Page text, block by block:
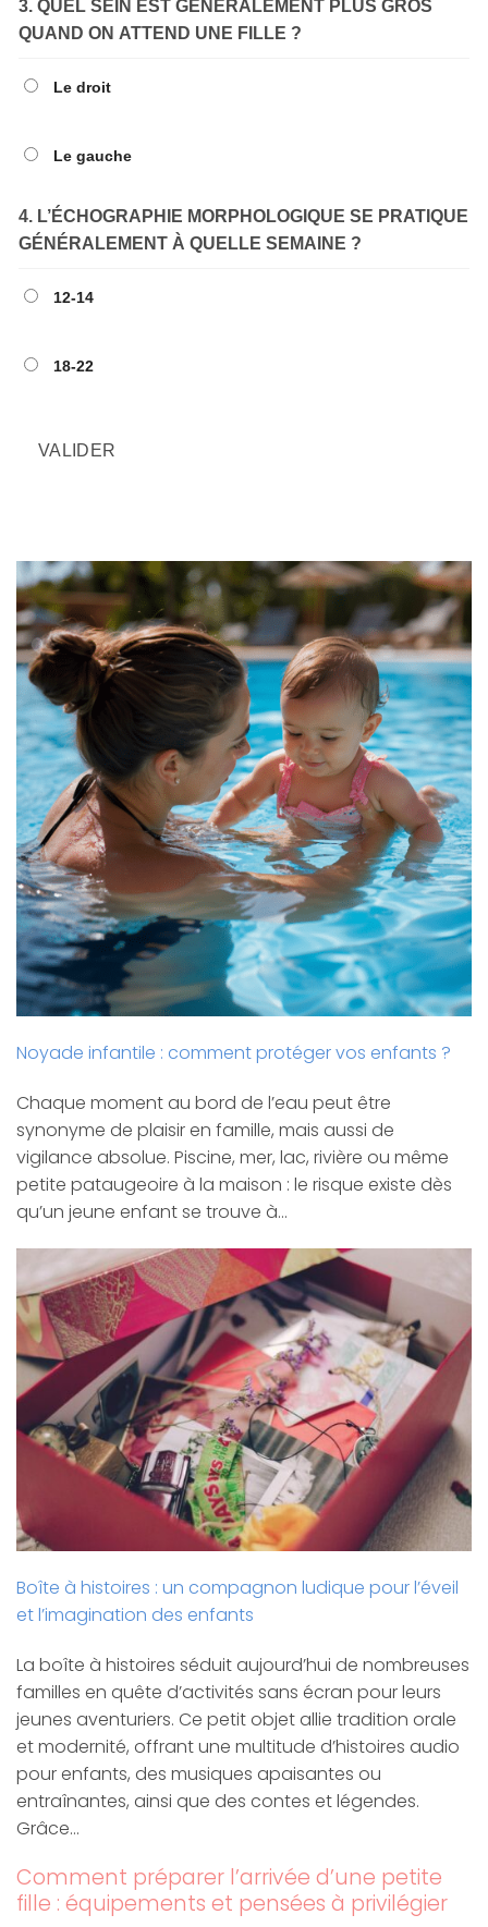
3. QUEL SEIN EST GÉNÉRALEMENT PLUS GROS
QUAND ON ATTEND UNE FILLE ?
Le droit
Le gauche
4. L’ÉCHOGRAPHIE MORPHOLOGIQUE SE PRATIQUE
GÉNÉRALEMENT À QUELLE SEMAINE ?
12-14
18-22
VALIDER
Noyade infantile : comment protéger vos enfants ?
Chaque moment au bord de l’eau peut être
synonyme de plaisir en famille, mais aussi de
vigilance absolue. Piscine, mer, lac, rivière ou même
petite pataugeoire à la maison : le risque existe dès
qu’un jeune enfant se trouve à…
Boîte à histoires : un compagnon ludique pour l’éveil
et l’imagination des enfants
La boîte à histoires séduit aujourd’hui de nombreuses
familles en quête d’activités sans écran pour leurs
jeunes aventuriers. Ce petit objet allie tradition orale
et modernité, offrant une multitude d’histoires audio
pour enfants, des musiques apaisantes ou
entraînantes, ainsi que des contes et légendes.
Grâce…
Comment préparer l’arrivée d’une petite
fille : équipements et pensées à privilégier